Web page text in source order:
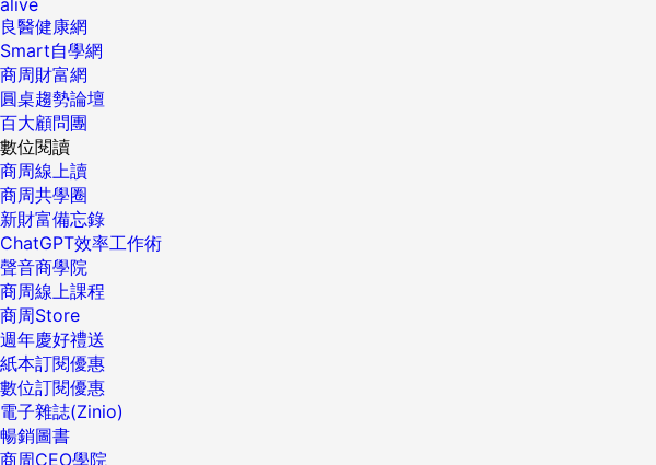
良醫健康網
Smart自學網
商周財富網
圓桌趨勢論壇
百大顧問團
數位閱讀
商周線上讀
商周共學圈
新財富備忘錄
ChatGPT效率工作術
聲音商學院
商周線上課程
商周Store
週年慶好禮送
紙本訂閱優惠
數位訂閱優惠
電子雜誌(Zinio)
暢銷圖書
商周CEO學院